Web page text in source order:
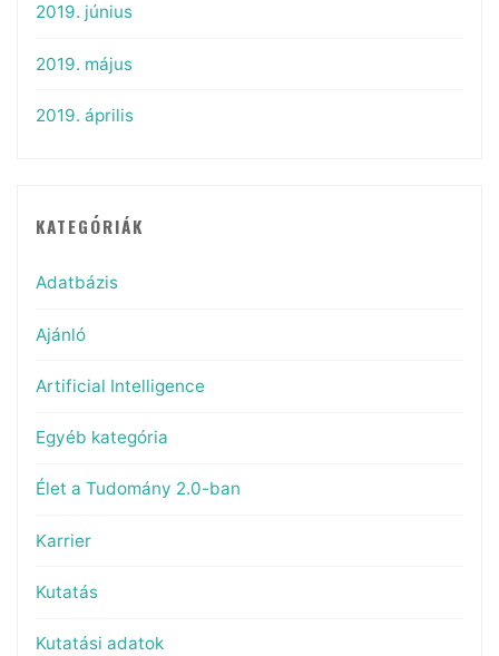
2019. június
2019. május
2019. április
KATEGÓRIÁK
Adatbázis
Ajánló
Artificial Intelligence
Egyéb kategória
Élet a Tudomány 2.0-ban
Karrier
Kutatás
Kutatási adatok